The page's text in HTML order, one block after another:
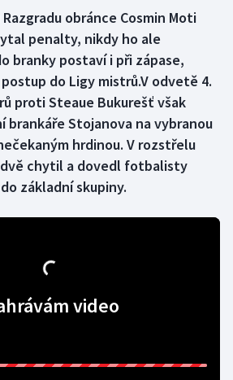
obránce Cosmin Moti
penalty, nikdy ho ale
branky postaví i při zápase,
do Ligy mistrů.V odvetě 4.
proti Steaue Bukurešť však
brankáře Stojanova na vybranou
hrdinou. V rozstřelu
chytil a dovedl fotbalisty
základní skupiny.
video